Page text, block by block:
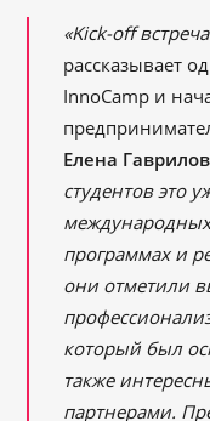
«Kick-off
рассказывает
InnoCamp и
Елена
студентов это
программах и
они отметили
который был
также
партнерами.